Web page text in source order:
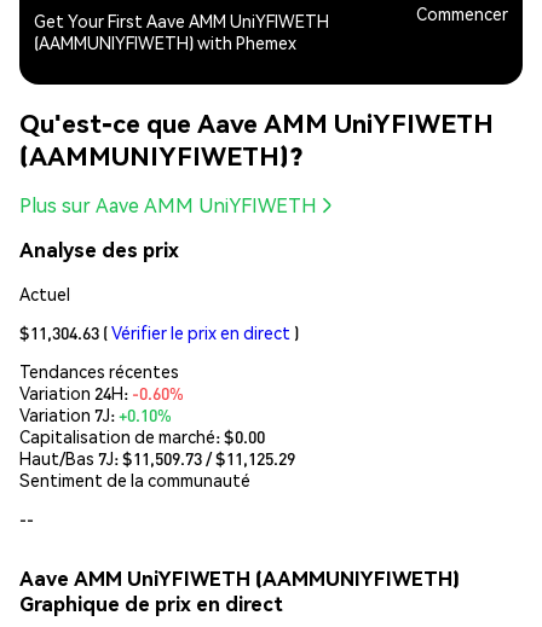
Get Your First Aave AMM UniYFIWETH
(AAMMUNIYFIWETH) with Phemex
Commencer
Qu'est-ce que Aave AMM UniYFIWETH
(AAMMUNIYFIWETH)?
Plus sur Aave AMM UniYFIWETH
Analyse des prix
Actuel
$11,304.63 (Vérifier le prix en direct )
Tendances récentes
Variation 24H: -0.60%
Variation 7J:+0.10%
Capitalisation de marché:$0.00
Haut/Bas 7J: $11,509.73/ $11,125.29
Sentiment de la communauté
--
Aave AMM UniYFIWETH (AAMMUNIYFIWETH)
Graphique de prix en direct